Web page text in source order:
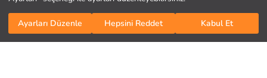
Ayarları Düzenle Hepsini Reddet Kabul Et
Sepete Ekle
ORTA SICAKLIKTA ÜTÜLEYİNİZ
TAMBURLU KURUTMA YAPMAYINIZ
AĞARTICI KULLANMAYINIZ
Hediye Kartı Satın Al
Bizi Takip Edin